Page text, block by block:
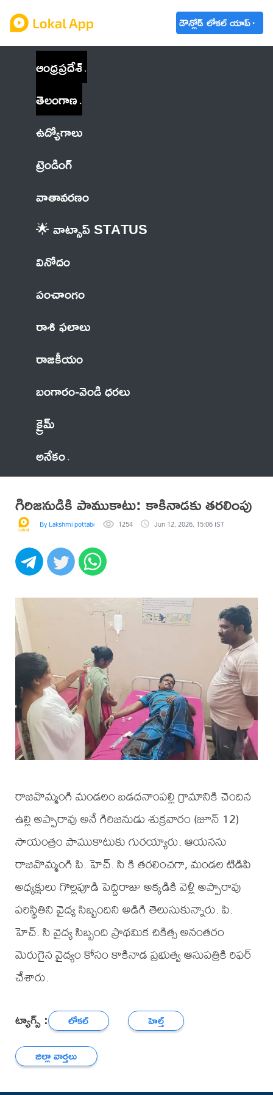
డౌన్లోడ్ లోకల్ యాప్
ఆంధ్రప్రదేశ్
తెలంగాణ
ఉద్యోగాలు
ట్రెండింగ్
వాతావరణం
🌟 వాట్సాప్ STATUS
వినోదం
పంచాంగం
రాశి ఫలాలు
రాజకీయం
బంగారం-వెండి ధరలు
క్రైమ్
అనేకం
గిరిజనుడికి పాముకాటు: కాకినాడకు తరలింపు
By Lakshmi pottaboyina 1254 Jun 12, 2026, 15:06 IST
రాజవొమ్మంగి మండలం బడదనాంపల్లి గ్రామానికి చెందిన
ఉల్లి అప్పారావు అనే గిరిజనుడు శుక్రవారం (జూన్ 12)
సాయంత్రం పాముకాటుకు గురయ్యారు. ఆయనను
రాజవొమ్మంగి పి. హెచ్. సి కి తరలించగా, మండల టిడిపి
అధ్యక్షులు గొల్లపూడి పెద్దిరాజు అక్కడికి వెళ్లి అప్పారావు
పరిస్థితిని వైద్య సిబ్బందిని అడిగి తెలుసుకున్నారు. పి.
హెచ్. సి వైద్య సిబ్బంది ప్రాథమిక చికిత్స అనంతరం
మెరుగైన వైద్యం కోసం కాకినాడ ప్రభుత్వ ఆసుపత్రికి రిఫర్
చేశారు.
ట్యాగ్స్ : లోకల్
హెల్త్
జిల్లా వార్తలు